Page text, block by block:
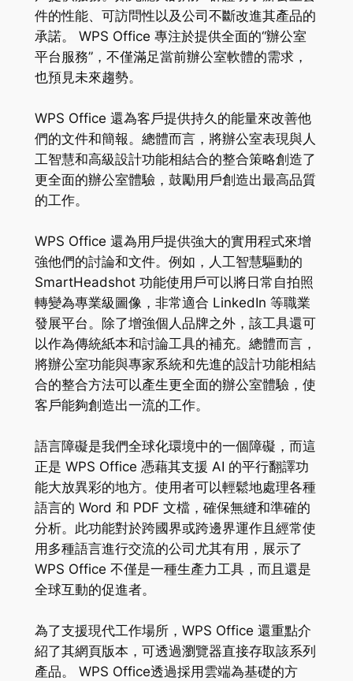
件的性能、可訪問性以及公司不斷改進其產品的
承諾。 WPS Office 專注於提供全面的“辦公室
平台服務”，不僅滿足當前辦公室軟體的需求，
也預見未來趨勢。
WPS Office 還為客戶提供持久的能量來改善他
們的文件和簡報。總體而言，將辦公室表現與人
工智慧和高級設計功能相結合的整合策略創造了
更全面的辦公室體驗，鼓勵用戶創造出最高品質
的工作。
WPS Office 還為用戶提供強大的實用程式來增
強他們的討論和文件。例如，人工智慧驅動的
SmartHeadshot 功能使用戶可以將日常自拍照
轉變為專業級圖像，非常適合 LinkedIn 等職業
發展平台。除了增強個人品牌之外，該工具還可
以作為傳統紙本和討論工具的補充。總體而言，
將辦公室功能與專家系統和先進的設計功能相結
合的整合方法可以產生更全面的辦公室體驗，使
客戶能夠創造出一流的工作。
語言障礙是我們全球化環境中的一個障礙，而這
正是 WPS Office 憑藉其支援 AI 的平行翻譯功
能大放異彩的地方。使用者可以輕鬆地處理各種
語言的 Word 和 PDF 文檔，確保無縫和準確的
分析。此功能對於跨國界或跨邊界運作且經常使
用多種語言進行交流的公司尤其有用，展示了
WPS Office 不僅是一種生產力工具，而且還是
全球互動的促進者。
為了支援現代工作場所，WPS Office 還重點介
紹了其網頁版本，可透過瀏覽器直接存取該系列
產品。 WPS Office透過採用雲端為基礎的方